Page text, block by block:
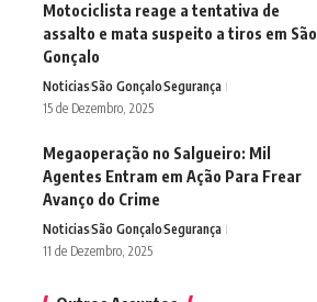
Motociclista reage a tentativa de
assalto e mata suspeito a tiros em São
Gonçalo
NoticiasSão GonçaloSegurança
15 de Dezembro, 2025
Megaoperação no Salgueiro: Mil
Agentes Entram em Ação Para Frear
Avanço do Crime
NoticiasSão GonçaloSegurança
11 de Dezembro, 2025